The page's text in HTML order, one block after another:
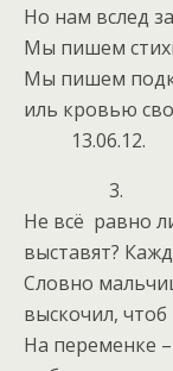
Но нам вслед
Мы пишем
Мы пишем
иль кровью
13.06.12.
3.
Не всё равно
выставят?
Словно
выскочил, чтоб
На переменке